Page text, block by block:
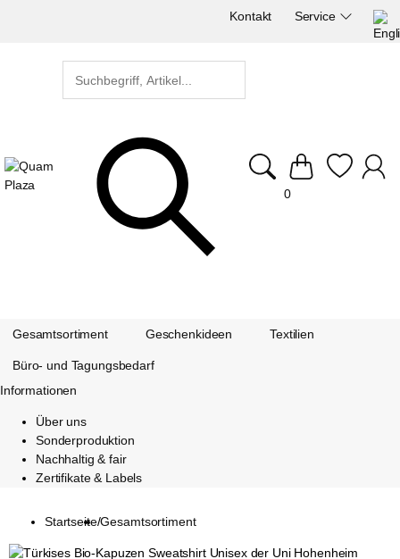
Kontakt Service
0
Gesamtsortiment Geschenkideen Textilien
Büro- und Tagungsbedarf
Informationen
Über uns
Sonderproduktion
Nachhaltig & fair
Zertifikate & Labels
Startseite/Gesamtsortiment